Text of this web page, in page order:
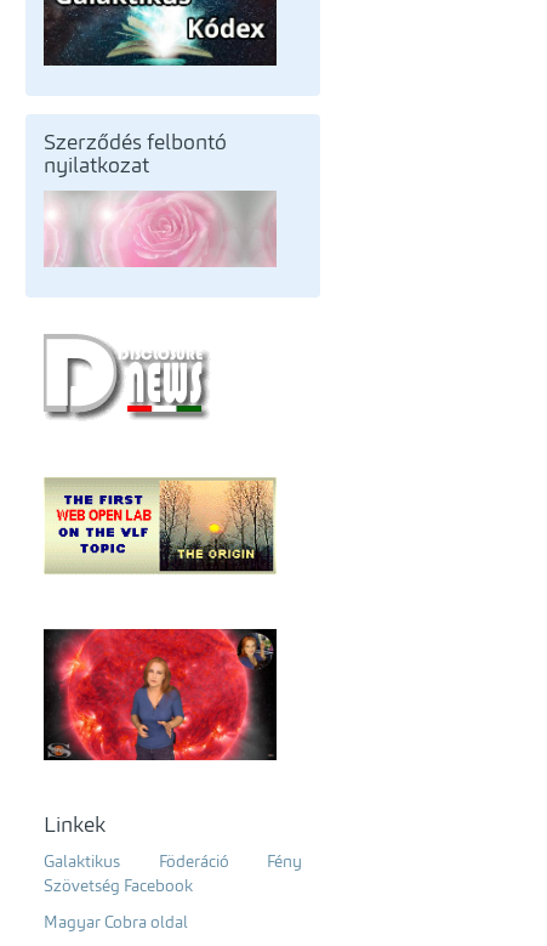
Szerződés felbontó
nyilatkozat
Linkek
Galaktikus Föderáció Fény
Szövetség Facebook
Magyar Cobra oldal